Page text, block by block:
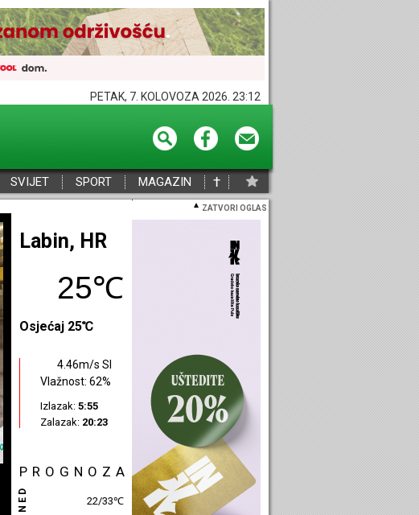
PETAK, 7. KOLOVOZA 2026. 23:12
SVIJET SPORT MAGAZIN †
ZATVORI OGLAS
Poreč, HR
28℃
Osjećaj 28℃
1.74m/s SI
Vlažnost: 49%
Izlazak: 5:57
Zalazak: 20:25
PROGNOZA
NED 25/30℃